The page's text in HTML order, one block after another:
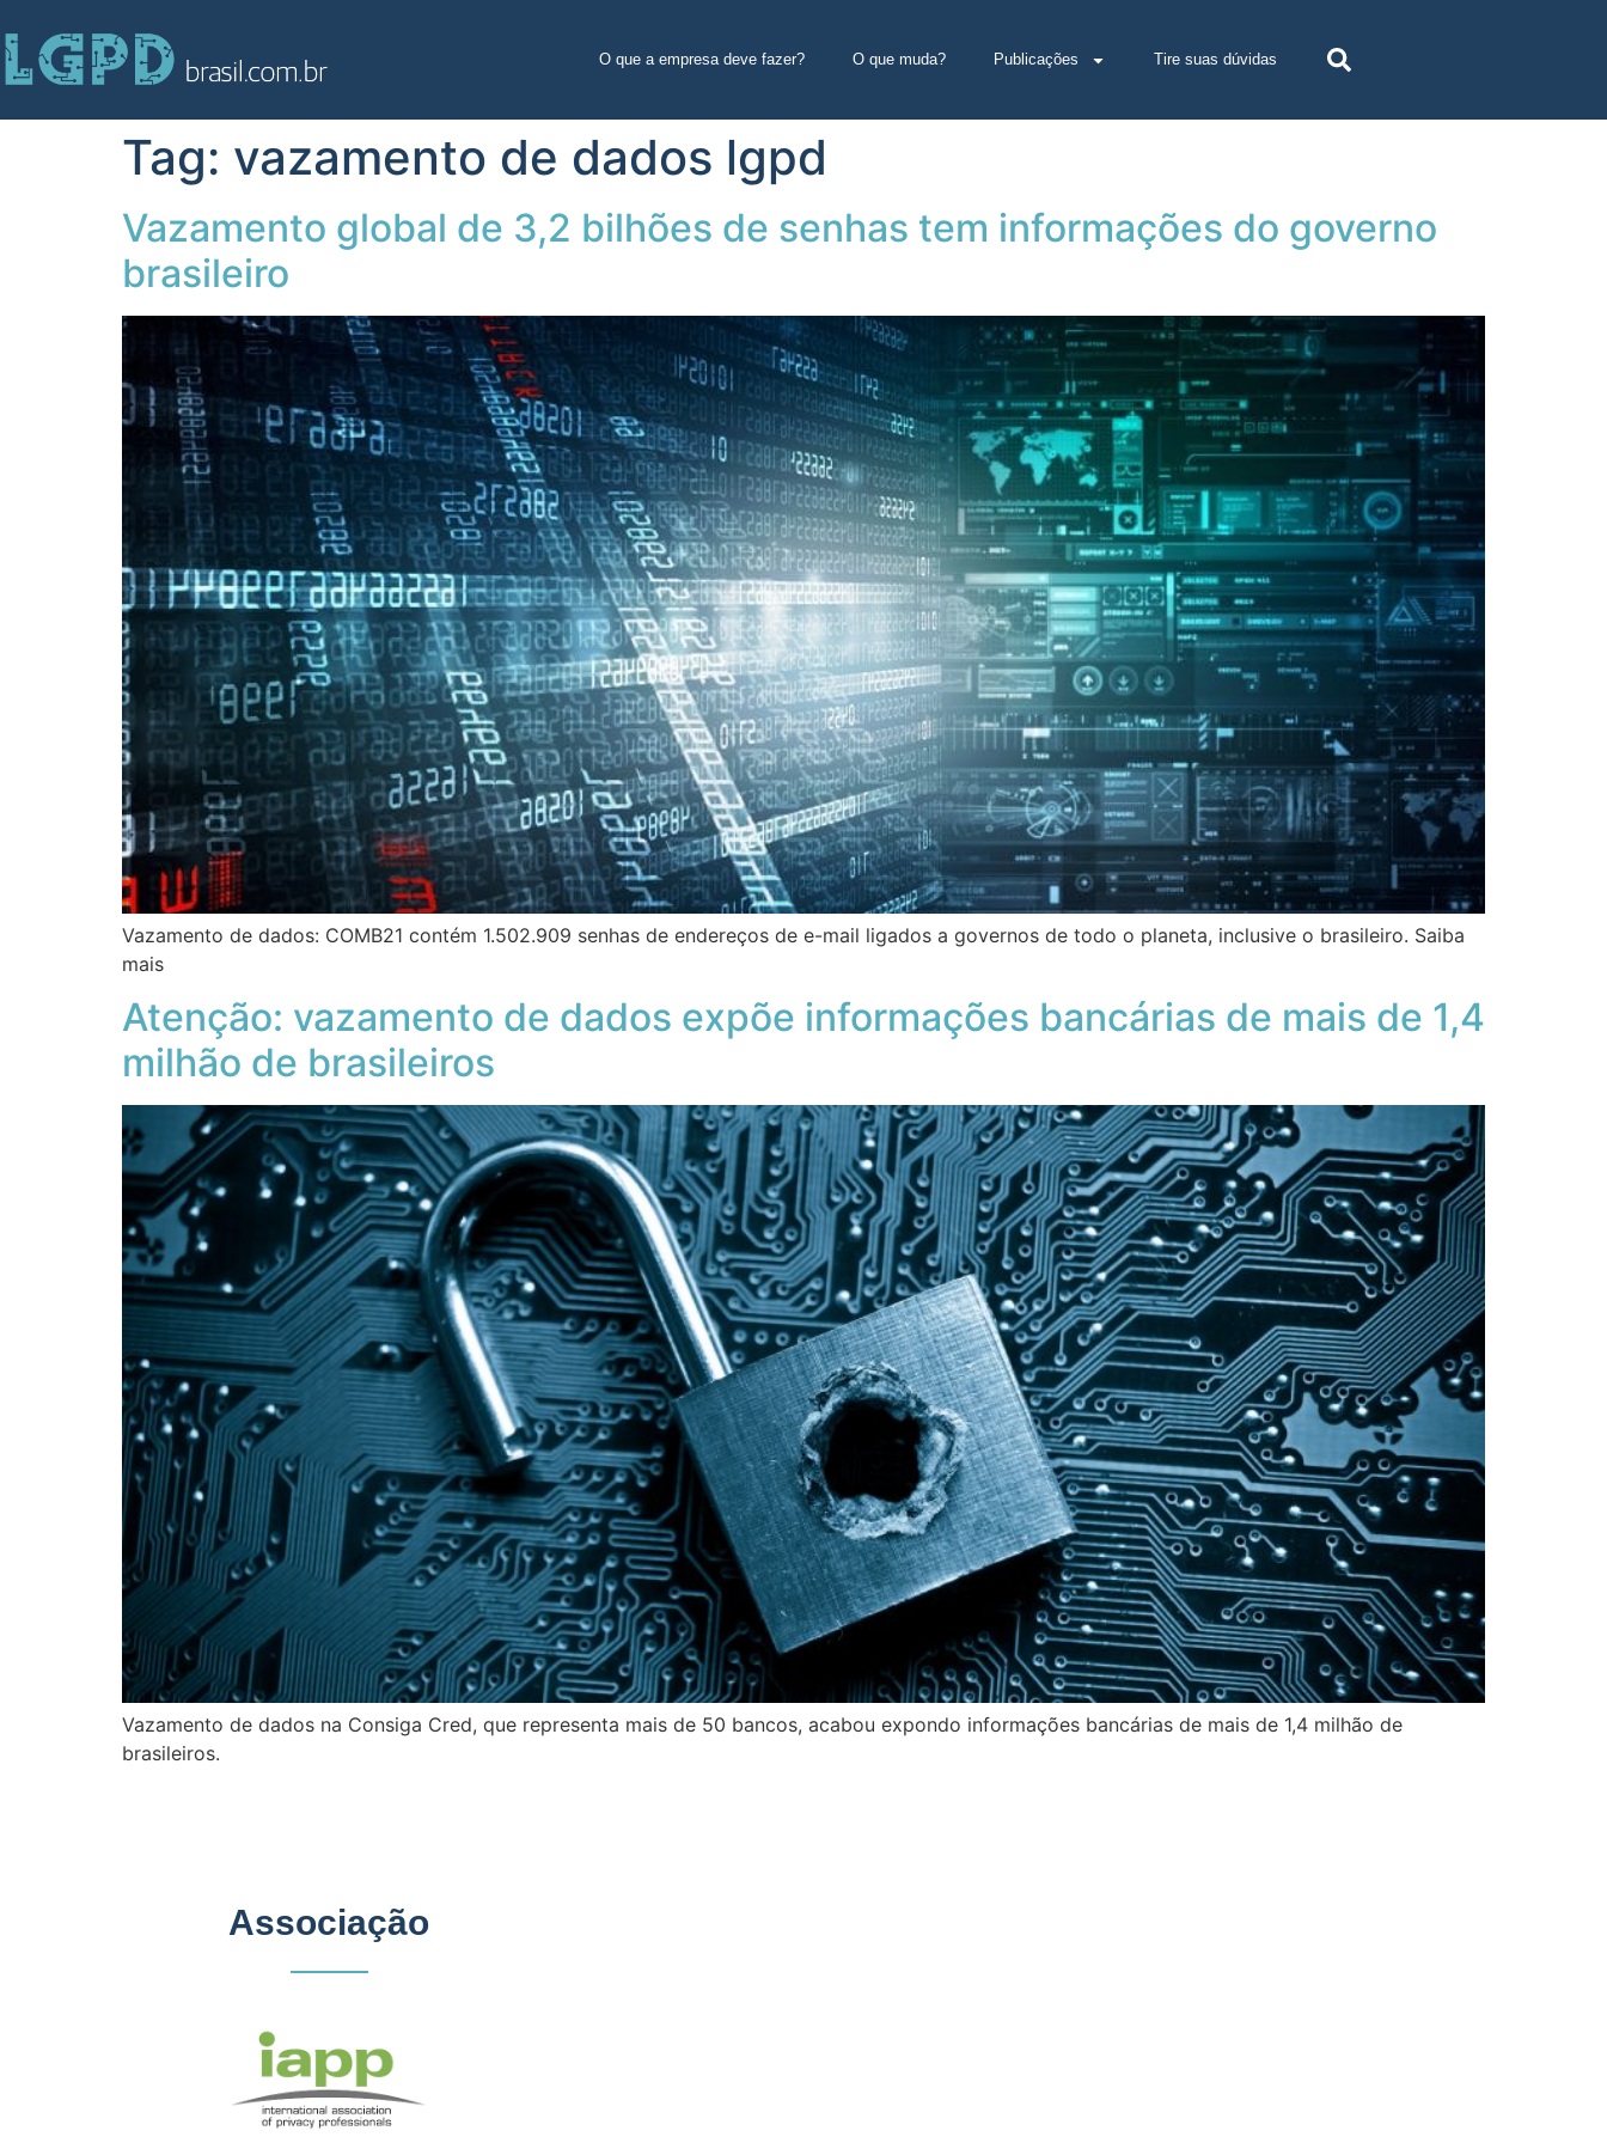
O que a empresa deve fazer? O que muda? Publicações Tire suas dúvidas
Tag: vazamento de dados lgpd
Vazamento global de 3,2 bilhões de senhas tem informações do governo
brasileiro
Vazamento de dados: COMB21 contém 1.502.909 senhas de endereços de e-mail ligados a governos de todo o planeta, inclusive o brasileiro. Saiba
mais
Atenção: vazamento de dados expõe informações bancárias de mais de 1,4
milhão de brasileiros
Vazamento de dados na Consiga Cred, que representa mais de 50 bancos, acabou expondo informações bancárias de mais de 1,4 milhão de
brasileiros.
Associação